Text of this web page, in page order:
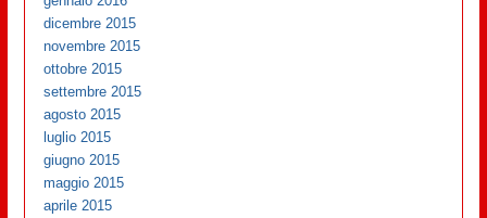
dicembre 2015
novembre 2015
ottobre 2015
settembre 2015
agosto 2015
luglio 2015
giugno 2015
maggio 2015
aprile 2015